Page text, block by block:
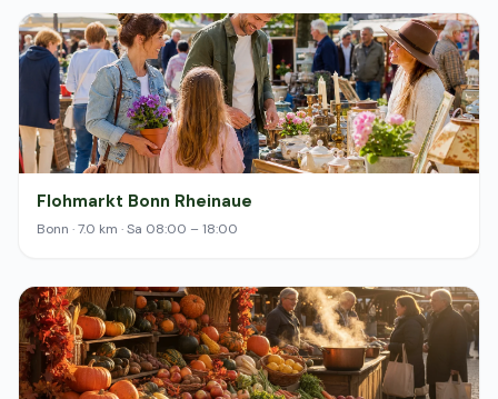
Flohmarkt Bonn Rheinaue
Bonn · 7.0 km · Sa 08:00 – 18:00